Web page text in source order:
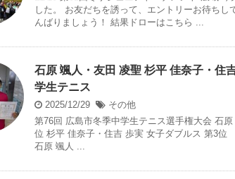
した。 お友だちを誘って、エントリーお待ち
んばりましょう！ 結果ドローはこちら ...
石原 颯人・友田 凌聖 杉平 佳奈子・住
学生テニス
2025/12/29
その他
第76回 広島市冬季中学生テニス選手権大会 石
位 杉平 佳奈子・住吉 歩実 女子ダブルス 第3
石原 颯人 ...